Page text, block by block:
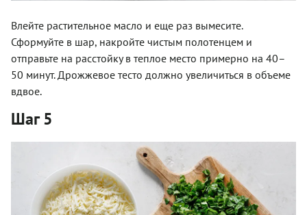
Влейте растительное масло и еще раз вымесите.
Сформуйте в шар, накройте чистым полотенцем и
отправьте на расстойку в теплое место примерно на 40–
50 минут. Дрожжевое тесто должно увеличиться в объеме
вдвое.
Шаг 5